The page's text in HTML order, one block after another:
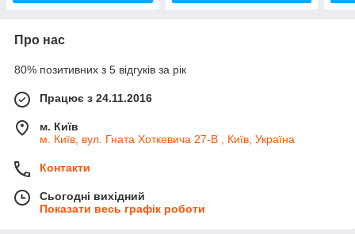
Про нас
80% позитивних з 5 відгуків за рік
Працює з 24.11.2016
м. Київ
м. Київ, вул. Гната Хоткевича 27-В , Київ, Україна
Контакти
Сьогодні вихідний
Показати весь графік роботи